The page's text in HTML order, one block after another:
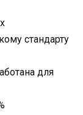
стандарту
для